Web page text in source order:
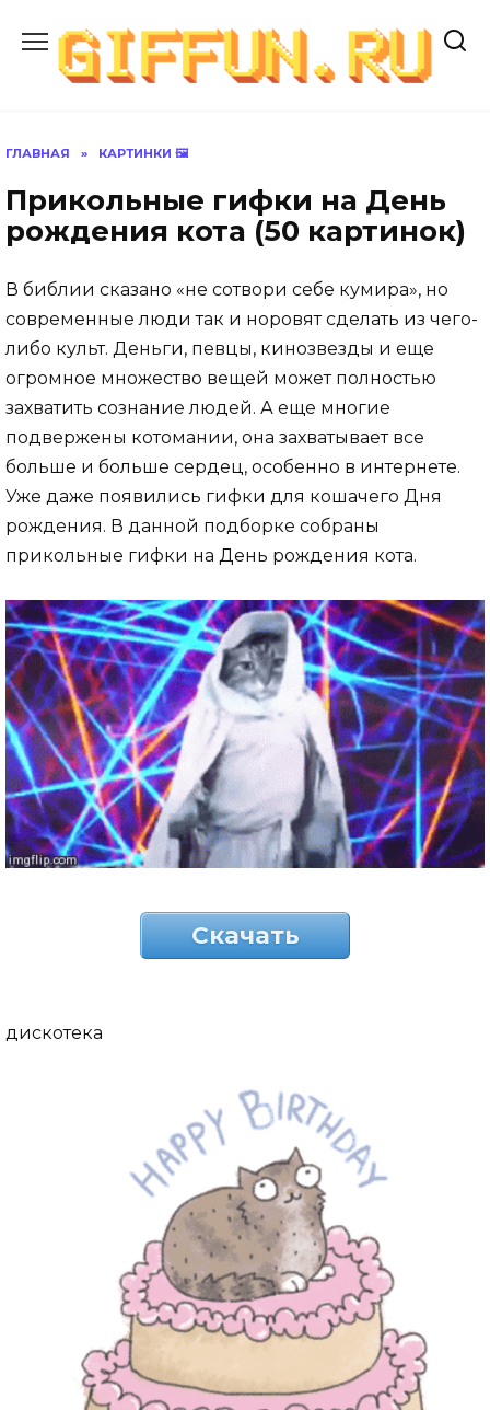
содержанию
ГЛАВНАЯ » КАРТИНКИ 🖼
Прикольные гифки на День
рождения кота (50 картинок)
В библии сказано «не сотвори себе кумира», но
современные люди так и норовят сделать из чего-
либо культ. Деньги, певцы, кинозвезды и еще
огромное множество вещей может полностью
захватить сознание людей. А еще многие
подвержены котомании, она захватывает все
больше и больше сердец, особенно в интернете.
Уже даже появились гифки для кошачего Дня
рождения. В данной подборке собраны
прикольные гифки на День рождения кота.
Скачать
дискотека